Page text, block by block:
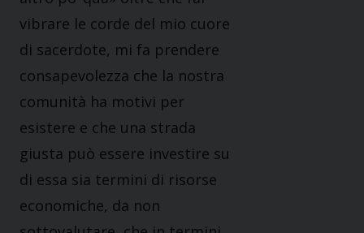
vibrare le corde del mio cuore
di sacerdote, mi fa prendere
consapevolezza che la nostra
comunità ha motivi per
esistere e che una strada
giusta può essere investire su
di essa sia termini di risorse
economiche, da non